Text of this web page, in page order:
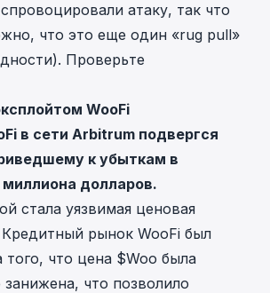
атаку, так что
что это еще один «rug pull»
Проверьте
WooFi
в сети Arbitrum подвергся
к убыткам в
долларов.
стала уязвимая ценовая
рынок WooFi был
того, что цена $Woo была
занижена, что позволило